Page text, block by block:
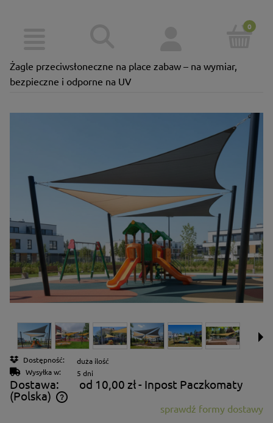
Żagle przeciwsłoneczne na place zabaw – na wymiar,
bezpieczne i odporne na UV
Dostępność:
duża ilość
Wysyłka w:
5 dni
Dostawa: od 10,00 zł- Inpost Paczkomaty
(Polska)
Cena nie zawiera ewentualnych kosztów płatnościsprawdź formy dostawy